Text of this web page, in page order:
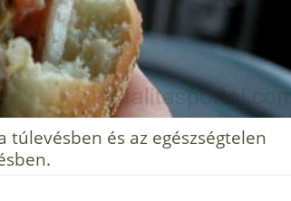
és az egészségtelen